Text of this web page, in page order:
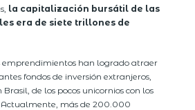
la capitalización bursátil de las
era de siete trillones de
emprendimientos han logrado atraer
fondos de inversión extranjeros,
de los pocos unicornios con los
más de 200.000